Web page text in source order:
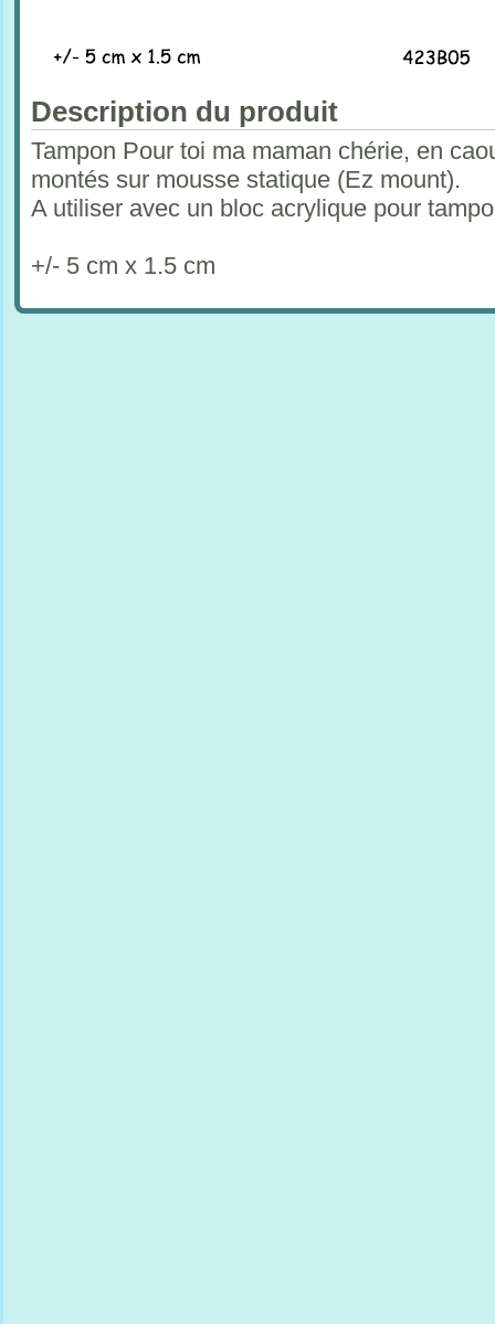
Description du produit
Tampon Pour toi ma maman chérie, en
montés sur mousse statique (Ez mount).
A utiliser avec un bloc acrylique pour
+/- 5 cm x 1.5 cm